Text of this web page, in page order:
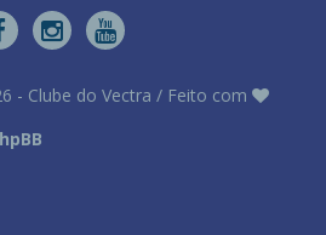
- Clube do Vectra / Feito com